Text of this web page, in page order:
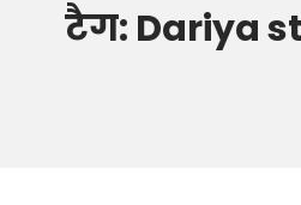
टैग: Dariya